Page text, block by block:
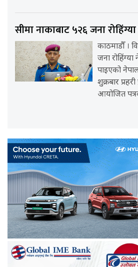
सीमा नाकाबाट ५२६ जना
काठमाडौँ ।
जना
पाइएको
शुक्रबार
आयोजित